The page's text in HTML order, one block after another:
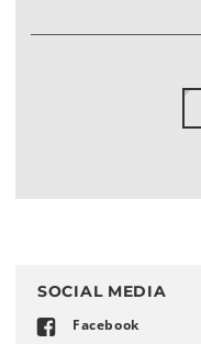
SOCIAL MEDIA
Facebook